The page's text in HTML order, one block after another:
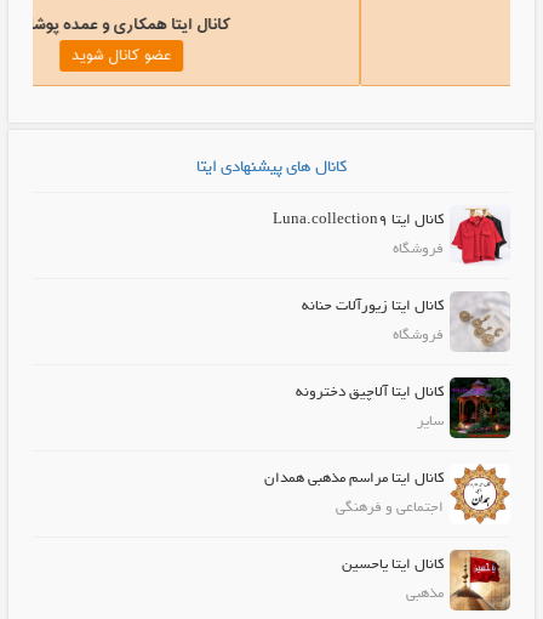
کانال
کانال های پیشنهادی ایتا
کانال ایتا Luna.collection9
فروشگاه
کانال ایتا زیورآلات حنانه
فروشگاه
کانال ایتا آلاچیق دخترونه
سایر
کانال ایتا مراسم مذهبی همدان
اجتماعی و فرهنگی
کانال ایتا یاحسین
مذهبی